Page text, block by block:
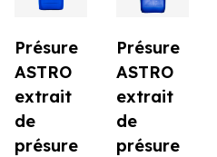
Présure
ASTRO
extrait
de
présure
Présure
ASTRO
extrait
de
présure